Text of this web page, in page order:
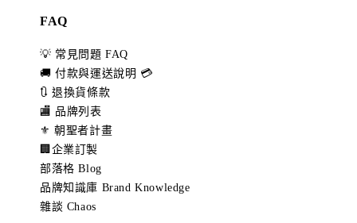
FAQ
💡 常見問題 FAQ
🚚 付款與運送說明 💳
🔃 退換貨條款
🏬 品牌列表
⚜️ 朝聖者計畫
🏢企業訂製
部落格 Blog
品牌知識庫 Brand Knowledge
雜談 Chaos